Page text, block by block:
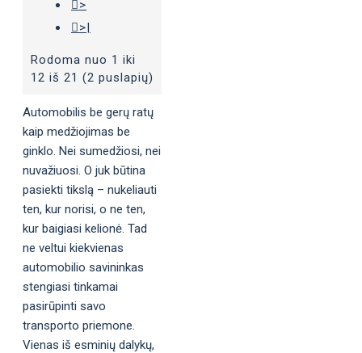
>
>|
Rodoma nuo 1 iki
12 iš 21 (2 puslapių)
Automobilis be gerų ratų
kaip medžiojimas be
ginklo. Nei sumedžiosi, nei
nuvažiuosi. O juk būtina
pasiekti tikslą – nukeliauti
ten, kur norisi, o ne ten,
kur baigiasi kelionė. Tad
ne veltui kiekvienas
automobilio savininkas
stengiasi tinkamai
pasirūpinti savo
transporto priemone.
Vienas iš esminių dalykų,